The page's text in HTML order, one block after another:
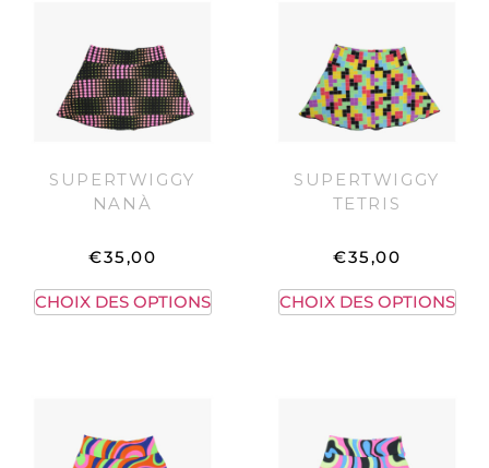
SUPERTWIGGY
NANÀ
€35,00
CHOIX DES OPTIONS
SUPERTWIGGY
TETRIS
€35,00
CHOIX DES OPTIONS